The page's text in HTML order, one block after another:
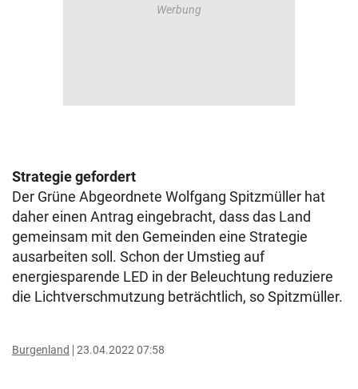
Strategie gefordert
Der Grüne Abgeordnete Wolfgang Spitzmüller hat
daher einen Antrag eingebracht, dass das Land
gemeinsam mit den Gemeinden eine Strategie
ausarbeiten soll. Schon der Umstieg auf
energiesparende LED in der Beleuchtung reduziere
die Lichtverschmutzung beträchtlich, so Spitzmüller.
Burgenland 23.04.2022 07:58